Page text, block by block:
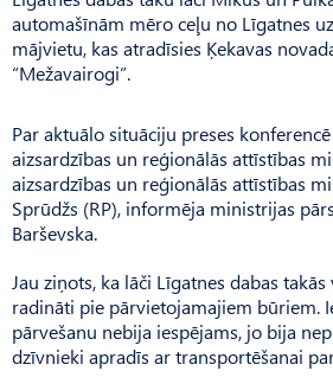
automašīnām mēro ceļu no Līgatnes
mājvietu, kas atradīsies Ķekavas
“Mežavairogi”.
Par aktuālo situāciju preses
aizsardzības un reģionālās attīstības
aizsardzības un reģionālās attīstības
Sprūdžs (RP), informēja ministrijas
Barševska.
Jau ziņots, ka lāči Līgatnes dabas
radināti pie pārvietojamajiem būriem.
pārvešanu nebija iespējams, jo bija
dzīvnieki apradīs ar transportēšanai